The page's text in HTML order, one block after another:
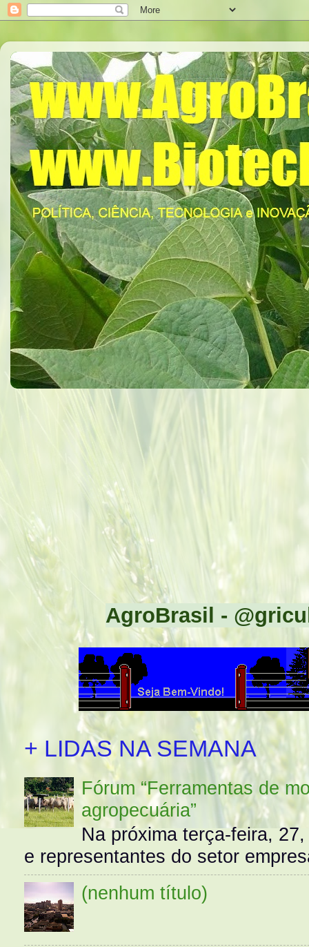
AgroBrasil -
+ LIDAS NA SEMANA
Fórum “Ferramentas de
agropecuária”
Na próxima terça-feira,
e representantes do setor
(nenhum título)